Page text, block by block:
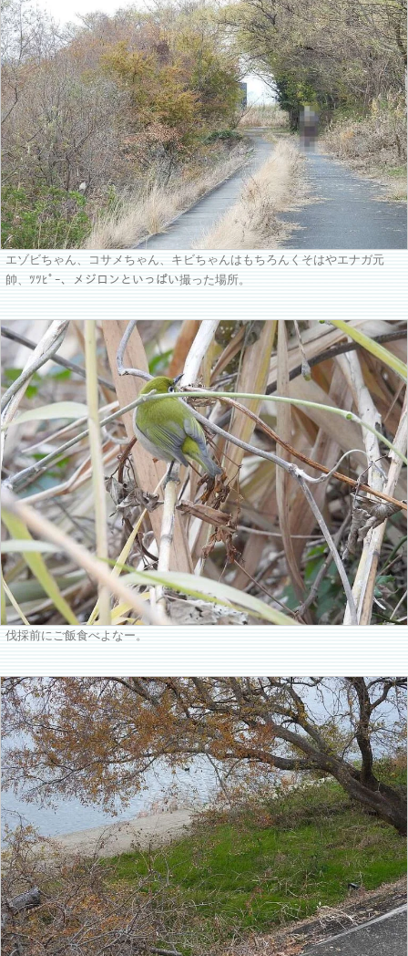
エゾビちゃん、コサメちゃん、キビちゃんはもちろんくそはやエナガ元
帥、ﾂﾂﾋﾟｰ、メジロンといっぱい撮った場所。
伐採前にご飯食べよなー。